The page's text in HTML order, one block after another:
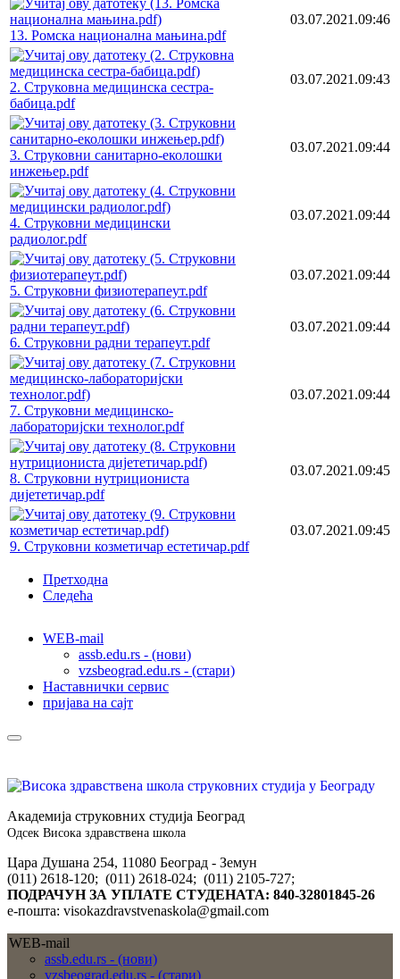
13. Ромска национална мањина.pdf
03.07.2021.09:46
2. Струковна медицинска сестра-
бабица.pdf
03.07.2021.09:43
3. Струковни санитарно-еколошки
инжењер.pdf
03.07.2021.09:44
4. Струковни медицински
радиолог.pdf
03.07.2021.09:44
5. Струковни физиотерапеут.pdf
03.07.2021.09:44
6. Струковни радни терапеут.pdf
03.07.2021.09:44
7. Струковни медицинско-
лабораторијски технолог.pdf
03.07.2021.09:44
8. Струковни нутрициониста
дијететичар.pdf
03.07.2021.09:45
9. Струковни козметичар естетичар.pdf
03.07.2021.09:45
Претходна
Следећа
WEB-mail
assb.edu.rs - (нови)
vzsbeograd.edu.rs - (стари)
Наставнички сервис
пријава на сајт
Академија струковних студија Београд
Одсек Висока здравствена школа
Цара Душана 254, 11080 Београд - Земун
(011) 2618-120; (011) 2618-024; (011) 2105-727;
ПОДРАЧУН ЗА УПЛАТЕ СТУДЕНАТА: 840-32801845-26
е-пошта: visokazdravstvenaskola@gmail.com
WEB-mail
assb.edu.rs - (нови)
vzsbeograd.edu.rs - (стари)